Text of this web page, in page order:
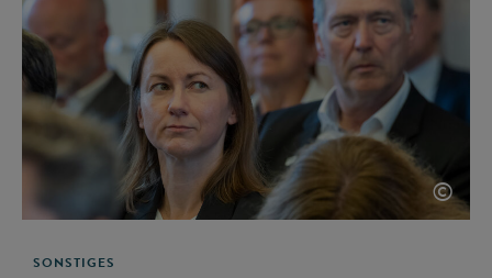
©
SONSTIGES